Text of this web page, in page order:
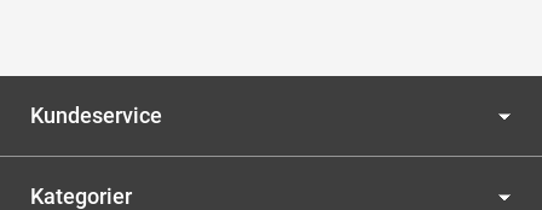
Kundeservice
Kategorier